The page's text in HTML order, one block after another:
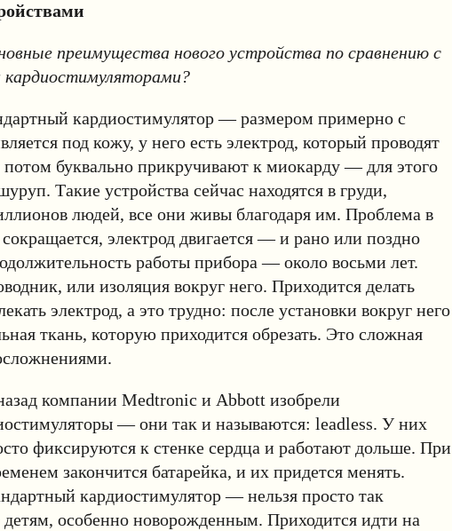
преимущества нового устройства по сравнению с
кардиостимулятор — размером примерно с
под кожу, у него есть электрод, который проводят
потом буквально прикручивают к миокарду — для этого
Такие устройства сейчас находятся в груди,
людей, все они живы благодаря им. Проблема в
электрод двигается — и рано или поздно
работы прибора — около восьми лет.
или изоляция вокруг него. Приходится делать
электрод, а это трудно: после установки вокруг него
ткань, которую приходится обрезать. Это сложная
компании Medtronic и Abbott изобрели
— они так и называются: leadless. У них
фиксируются к стенке сердца и работают дольше. При
закончится батарейка, и их придется менять.
кардиостимулятор — нельзя просто так
особенно новорожденным. Приходится идти на